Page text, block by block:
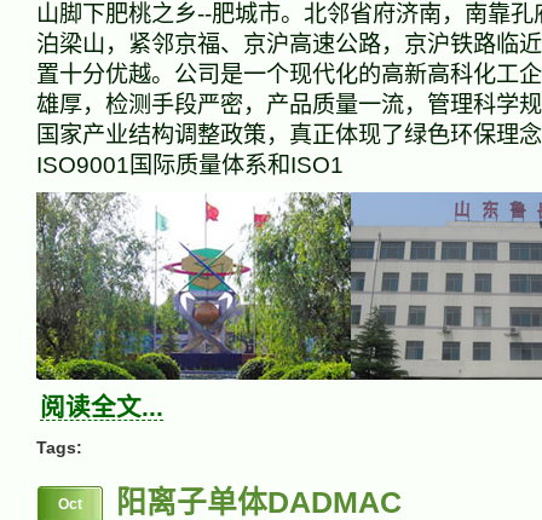
山脚下肥桃之乡--肥城市。北邻省府济南，南靠
泊梁山，紧邻京福、京沪高速公路，京沪铁路临
置十分优越。公司是一个现代化的高新高科化工
雄厚，检测手段严密，产品质量一流，管理科学
国家产业结构调整政策，真正体现了绿色环保理
ISO9001国际质量体系和ISO1
阅读全文...
Tags:
Oct
阳离子单体DADMAC